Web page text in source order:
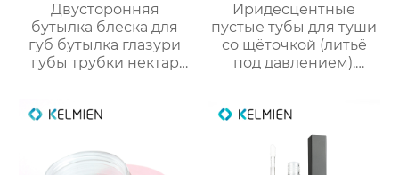
Двусторонняя
бутылка блеска для
губ бутылка глазури
губы трубки нектар
косметической
OEM
Иридесцентные
пустые тубы для туши
со щёточкой (литьё
под давлением).
производителя
упаковки для
косметики